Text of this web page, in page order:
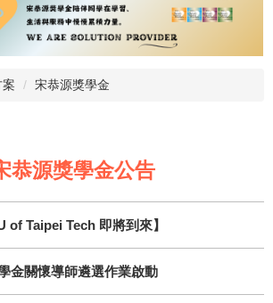
宋恭源獎學金
恭源獎學金公告
of Taipei Tech 即將到來】
金關懷導師遴選作業啟動